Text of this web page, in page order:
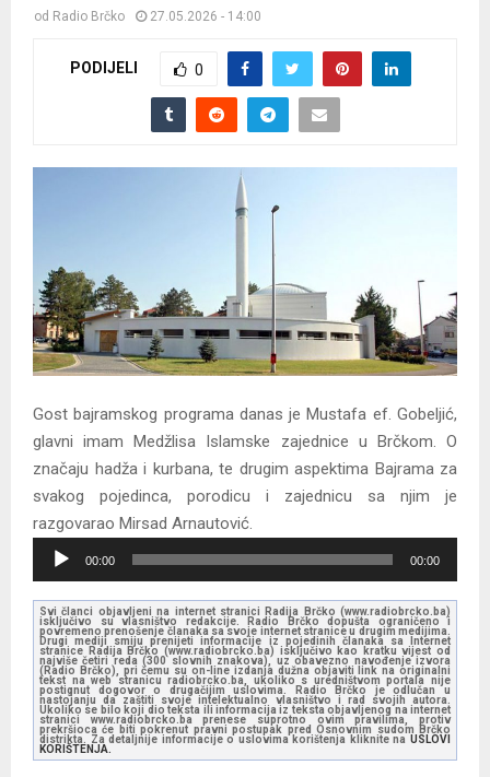
od Radio Brčko 27.05.2026 - 14:00
PODIJELI 0
Gost bajramskog programa danas je Mustafa ef. Gobeljić,
glavni imam Medžlisa Islamske zajednice u Brčkom. O
značaju hadža i kurbana, te drugim aspektima Bajrama za
svakog pojedinca, porodicu i zajednicu sa njim je
razgovarao Mirsad Arnautović.
u
d
o
P
a
00:00 00:00
Svi članci objavljeni na internet stranici Radija Brčko (www.radiobrcko.ba)
isključivo su vlasništvo redakcije. Radio Brčko dopušta ograničeno i
povremeno prenošenje članaka sa svoje internet stranice u drugim medijima.
Drugi mediji smiju prenijeti informacije iz pojedinih članaka sa Internet
stranice Radija Brčko (www.radiobrcko.ba) isključivo kao kratku vijest od
najviše četiri reda (300 slovnih znakova), uz obavezno navođenje izvora
(Radio Brčko), pri čemu su on-line izdanja dužna objaviti link na originalni
tekst na web stranicu radiobrcko.ba, ukoliko s uredništvom portala nije
postignut dogovor o drugačijim uslovima. Radio Brčko je odlučan u
nastojanju da zaštiti svoje intelektualno vlasništvo i rad svojih autora.
Ukoliko se bilo koji dio teksta ili informacija iz teksta objavljenog na internet
stranici www.radiobrcko.ba prenese suprotno ovim pravilima, protiv
prekršioca će biti pokrenut pravni postupak pred Osnovnim sudom Brčko
distrikta. Za detaljnije informacije o uslovima korištenja kliknite na USLOVI
KORIŠTENJA.